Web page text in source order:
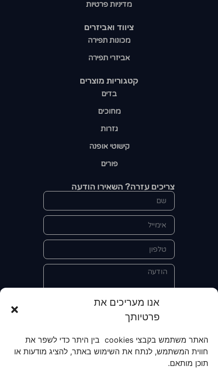
אנו מעריכים את
פרטיותך
האתר משתמש בקבצי cookies בין היתר כדי לשפר את
חווית המשתמש, לנתח את השימוש באתר, להציג מודעות או
תוכן מותאם.
קטגוריות מוצרים​
בדים
מחוכים
גזרות
קישוטי אופנה
פורים
ציווד ואביזרים
מכונות תפירה
אביזרי תפירה
מדיניות פרטיות
צריכים עזרה? השאירו הודעה
אני מאשר/ת את מסירת הפרטים
קבלת מידע על מוצרים, שירותים, מועדון
לקוחות. אני מודע/ת שאוכל לבטל את
הרישום שלי בכל עת ושעל מסירת הפרטים